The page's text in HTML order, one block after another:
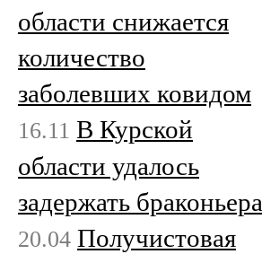
области снижается
количество
заболевших ковидом
16.11 В Курской
области удалось
задержать браконьера
20.04 Получистовая